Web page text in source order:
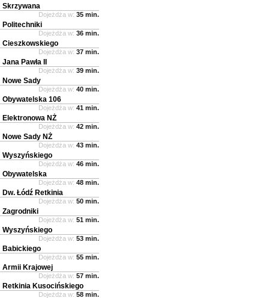
Skrzywana
Dojeżdża w: 35 min.
Politechniki
Dojeżdża w: 36 min.
Cieszkowskiego
Dojeżdża w: 37 min.
Jana Pawła II
Dojeżdża w: 39 min.
Nowe Sady
Dojeżdża w: 40 min.
Obywatelska 106
Dojeżdża w: 41 min.
Elektronowa NŻ
Dojeżdża w: 42 min.
Nowe Sady NŻ
Dojeżdża w: 43 min.
Wyszyńskiego
Dojeżdża w: 46 min.
Obywatelska
Dojeżdża w: 48 min.
Dw. Łódź Retkinia
Dojeżdża w: 50 min.
Zagrodniki
Dojeżdża w: 51 min.
Wyszyńskiego
Dojeżdża w: 53 min.
Babickiego
Dojeżdża w: 55 min.
Armii Krajowej
Dojeżdża w: 57 min.
Retkinia Kusocińskiego
Dojeżdża w: 58 min.